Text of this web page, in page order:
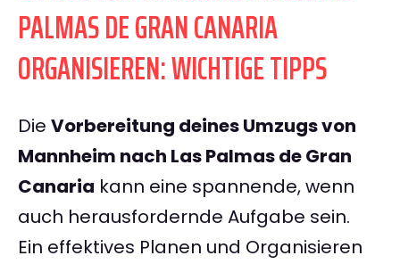
PALMAS DE GRAN CANARIA
ORGANISIEREN: WICHTIGE TIPPS
Die Vorbereitung deines Umzugs von
Mannheim nach Las Palmas de Gran
Canaria kann eine spannende, wenn
auch herausfordernde Aufgabe sein.
Ein effektives Planen und Organisieren